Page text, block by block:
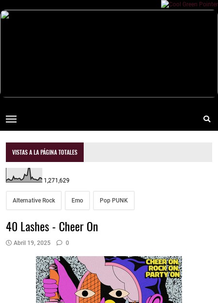
VISTAS A LA PÁGINA TOTALES
1,271,629
Alternative Rock Emo Pop PUNK
40 Lashes - Cheer On
Abril 19, 2025 0